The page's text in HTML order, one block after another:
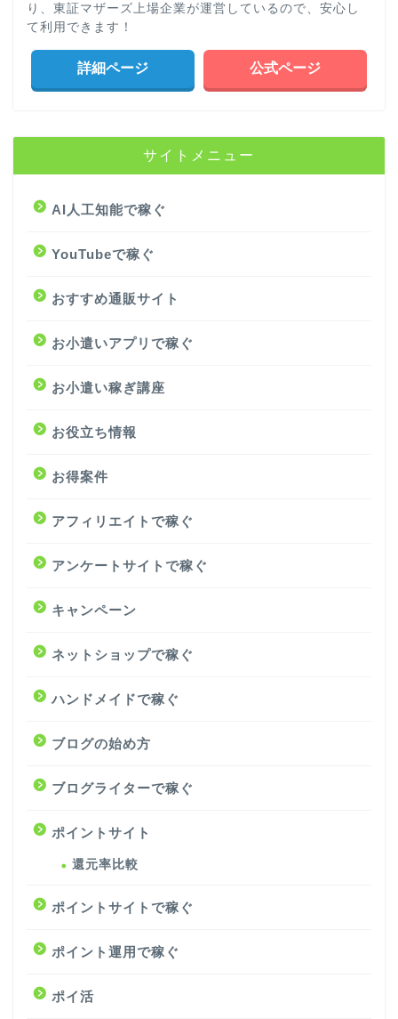
り、東証マザーズ上場企業が運営しているので、安心し
て利用できます！
詳細ページ 公式ページ
サイトメニュー
AI人工知能で稼ぐ
YouTubeで稼ぐ
おすすめ通販サイト
お小遣いアプリで稼ぐ
お小遣い稼ぎ講座
お役立ち情報
お得案件
アフィリエイトで稼ぐ
アンケートサイトで稼ぐ
キャンペーン
ネットショップで稼ぐ
ハンドメイドで稼ぐ
ブログの始め方
ブログライターで稼ぐ
ポイントサイト
還元率比較
ポイントサイトで稼ぐ
ポイント運用で稼ぐ
ポイ活